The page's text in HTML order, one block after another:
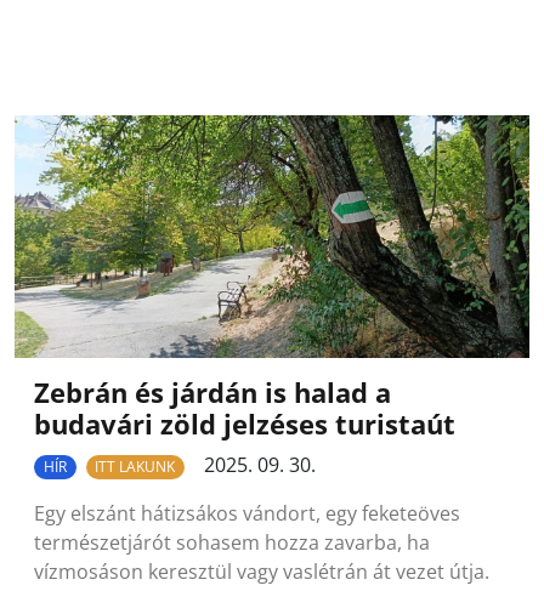
Zebrán és járdán is halad a
budavári zöld jelzéses turistaút
HÍR ITT LAKUNK
2025. 09. 30.
Egy elszánt hátizsákos vándort, egy feketeöves
természetjárót sohasem hozza zavarba, ha
vízmosáson keresztül vagy vaslétrán át vezet útja.